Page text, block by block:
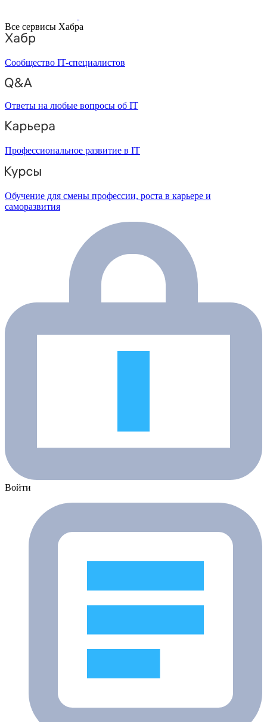
Все сервисы Хабра
Сообщество IT-специалистов
Ответы на любые вопросы об IT
Профессиональное развитие в IT
Обучение для смены профессии, роста в карьере и
саморазвития
Войти